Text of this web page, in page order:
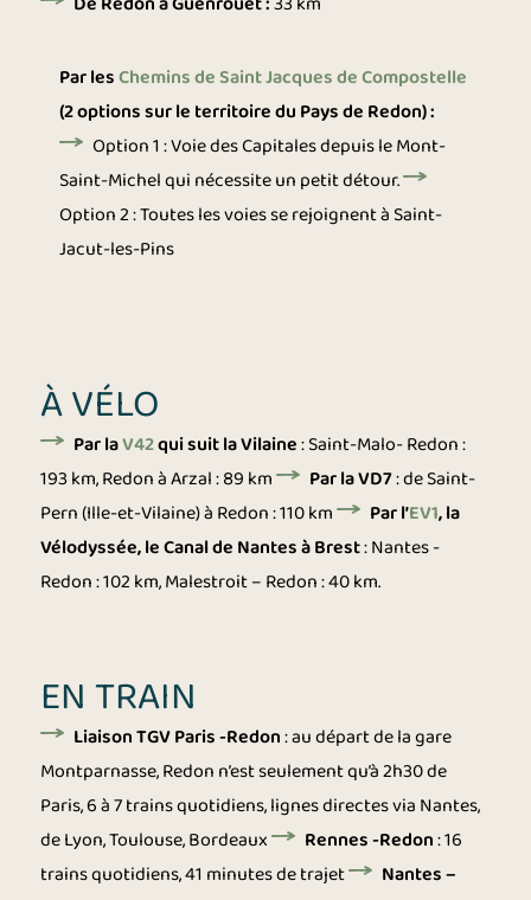
Par lesChemins de Saint Jacques de Compostelle
(2 options sur le territoire du Pays de Redon) :
Option 1 : Voie des Capitales depuis le Mont-
Saint-Michel qui nécessite un petit détour.
Option 2 : Toutes les voies se rejoignent à Saint-
Jacut-les-Pins
À VÉLO
Par laV42qui suit la Vilaine: Saint-Malo- Redon :
193 km, Redon à Arzal : 89 km
Par la VD7: de Saint-
Pern (Ille-et-Vilaine) à Redon : 110 km
Par l’EV1, la
Vélodyssée, le Canal de Nantes à Brest: Nantes -
Redon : 102 km, Malestroit – Redon : 40 km.
EN TRAIN
Liaison TGV Paris -Redon: au départ de la gare
Montparnasse, Redon n’est seulement qu’à 2h30 de
Paris, 6 à 7 trains quotidiens, lignes directes via Nantes,
de Lyon, Toulouse, Bordeaux
Rennes -Redon: 16
trains quotidiens, 41 minutes de trajet
Nantes –